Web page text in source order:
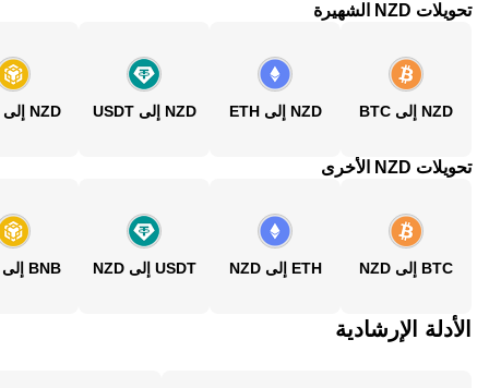
تحويلات NZD الشهيرة
NZD إلى BTC NZD إلى ETH NZD إلى USDT NZD إلى BNB
تحويلات NZD الأخرى
BTC إلى NZD ETH إلى NZD USDT إلى NZD BNB إلى NZD
الأدلة الإرشادية